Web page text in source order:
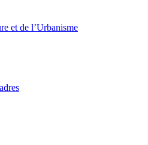
et de l’Urbanisme